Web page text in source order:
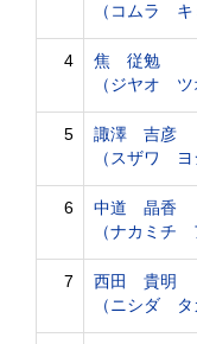
（コムラ キ
4
焦 従勉
（ジヤオ ツ
5
諏澤 吉彦
（スザワ ヨ
6
中道 晶香
（ナカミチ
7
西田 貴明
（ニシダ タ